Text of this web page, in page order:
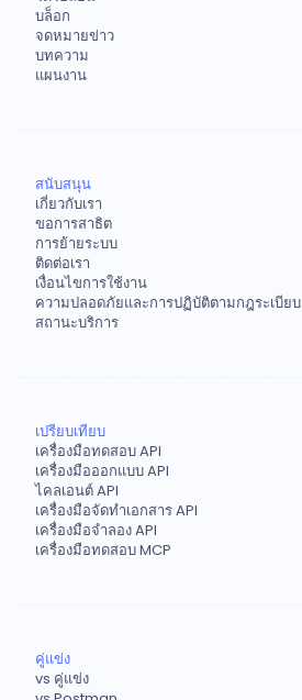
บล็อก
จดหมายข่าว
บทความ
แผนงาน
สนับสนุน
เกี่ยวกับเรา
ขอการสาธิต
การย้ายระบบ
ติดต่อเรา
เงื่อนไขการใช้งาน
ความปลอดภัยและการปฏิบัติตามกฎระเบียบ
สถานะบริการ
เปรียบเทียบ
เครื่องมือทดสอบ API
เครื่องมือออกแบบ API
ไคลเอนต์ API
เครื่องมือจัดทำเอกสาร API
เครื่องมือจำลอง API
เครื่องมือทดสอบ MCP
คู่แข่ง
vs คู่แข่ง